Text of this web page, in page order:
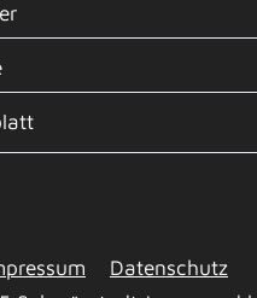
Datenschutz